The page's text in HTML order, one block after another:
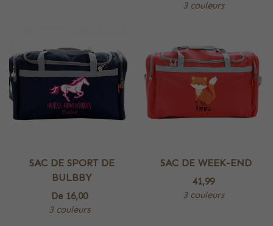
3 couleurs
SAC DE SPORT DE
BULBBY
De 16,00
3 couleurs
SAC DE WEEK-END
41,99
3 couleurs